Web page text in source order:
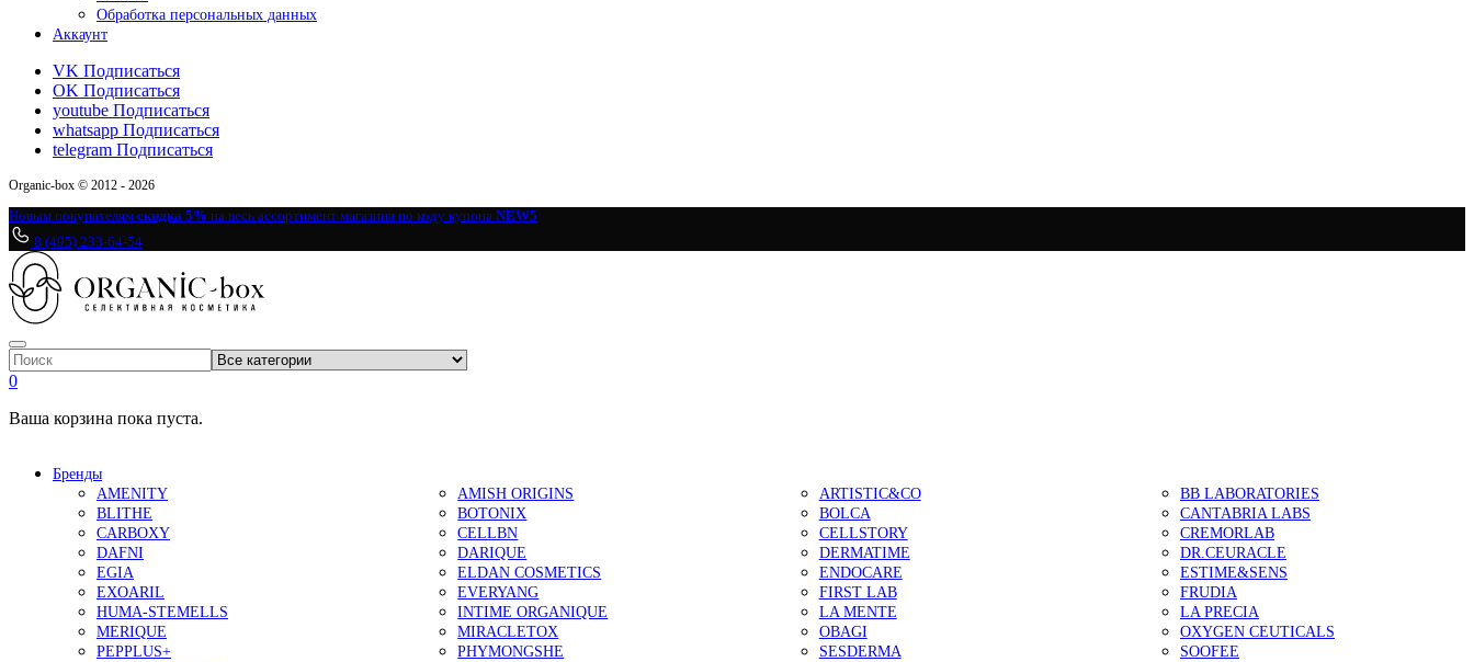
Обработка персональных данных
Аккаунт
VK Подписаться
OK Подписаться
youtube Подписаться
whatsapp Подписаться
telegram Подписаться
Organic-box © 2012 - 2026
Новым покупателям скидка 5% на весь ассортимент магазина по коду купона NEW5
8 (495) 233-64-54
0
Ваша корзина пока пуста.
Бренды
AMENITY
AMISH ORIGINS ARTISTIC&CO
BB LABORATORIES
BLITHE
BOTONIX BOLCA
CANTABRIA LABS
CARBOXY
CELLBN CELLSTORY
CREMORLAB
DAFNI
DARIQUE DERMATIME
DR.CEURACLE
EGIA
ELDAN COSMETICS ENDOCARE
ESTIME&SENS
EXOARIL
EVERYANG FIRST LAB
FRUDIA
HUMA-STEMELLS
INTIME ORGANIQUE LA MENTE
LA PRECIA
MERIQUE
MIRACLETOX OBAGI
OXYGEN CEUTICALS
PEPPLUS+
PHYMONGSHE SESDERMA
SOOFEE